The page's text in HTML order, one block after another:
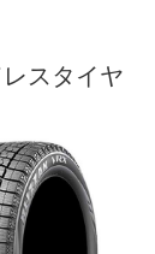
スタイヤ